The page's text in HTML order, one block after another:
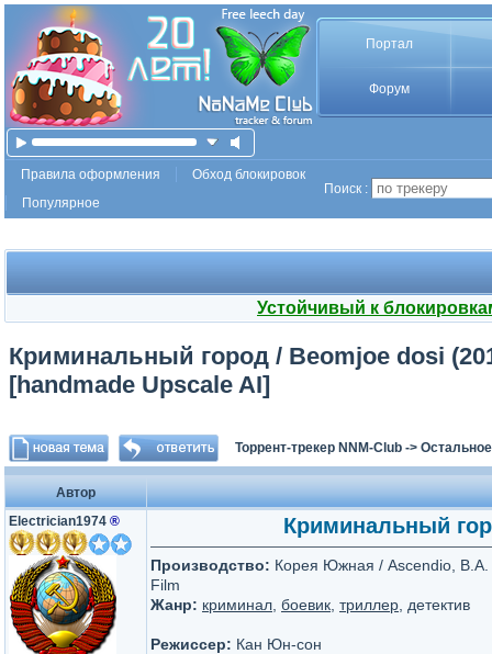
Портал
Форум
Правила оформления
Обход блокировок
Популярное
Поиск :
Устойчивый к
Криминальный город / Beomjoe dosi
[handmade Upscale AI]
Торрент-трекер NNM-Club -> Остальное
Автор
Electrician1974 ® Криминальный
Производство: Корея Южная / Ascendio,
Film
Жанр: криминал боевик триллер , детектив
Режиссер: Кан Юн-сон